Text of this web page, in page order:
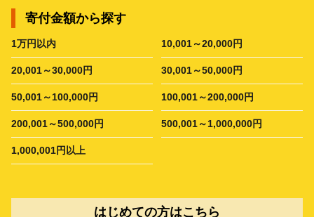
寄付金額から探す
1万円以内 10,001～20,000円
20,001～30,000円 30,001～50,000円
50,001～100,000円 100,001～200,000円
200,001～500,000円 500,001～1,000,000円
1,000,001円以上
はじめての方はこちら